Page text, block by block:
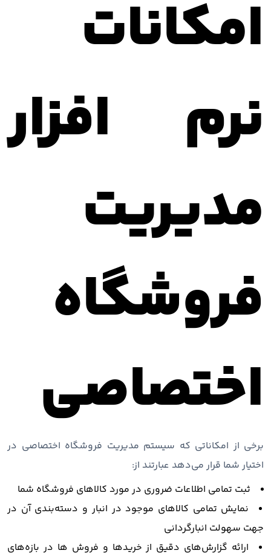
امکانات
نرم افزار
مدیریت
فروشگاه
اختصاصی
برخی از امکاناتی که سیستم مدیریت فروشگاه اختصاصی در
اختیار شما قرار می‌دهد عبارتند از:
ثبت تمامی اطلاعات ضروری در مورد کالاهای فروشگاه شما
نمایش تمامی کالاهای موجود در انبار و دسته‌بندی آن در
جهت سهولت انبارگردانی
ارائه گزارش‌های دقیق از خریدها و فروش ها در بازه‌های